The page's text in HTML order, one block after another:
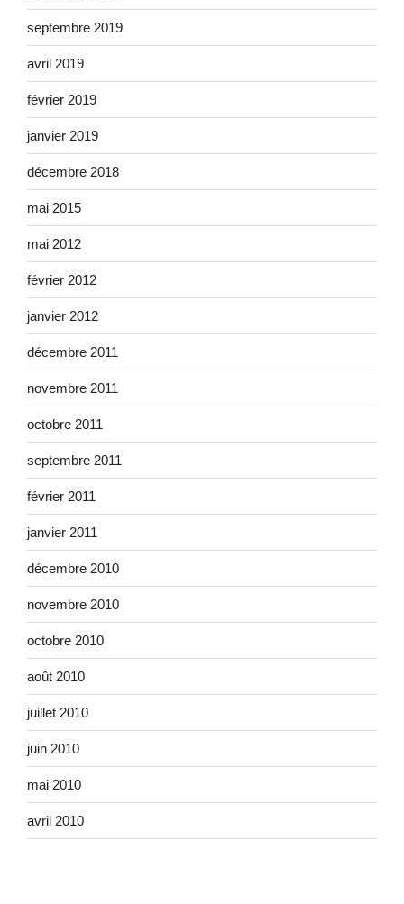
septembre 2019
avril 2019
février 2019
janvier 2019
décembre 2018
mai 2015
mai 2012
février 2012
janvier 2012
décembre 2011
novembre 2011
octobre 2011
septembre 2011
février 2011
janvier 2011
décembre 2010
novembre 2010
octobre 2010
août 2010
juillet 2010
juin 2010
mai 2010
avril 2010